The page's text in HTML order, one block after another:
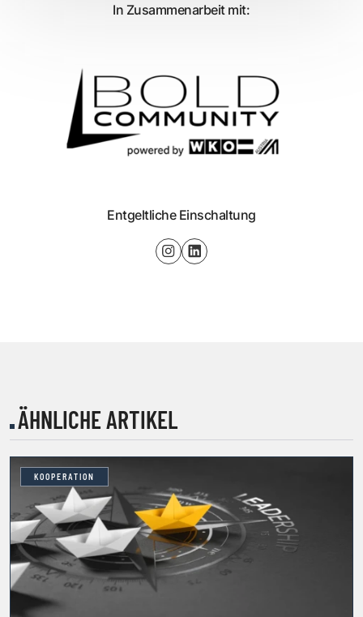
In Zusammenarbeit mit:
Entgeltliche Einschaltung
ÄHNLICHE ARTIKEL
KOOPERATION